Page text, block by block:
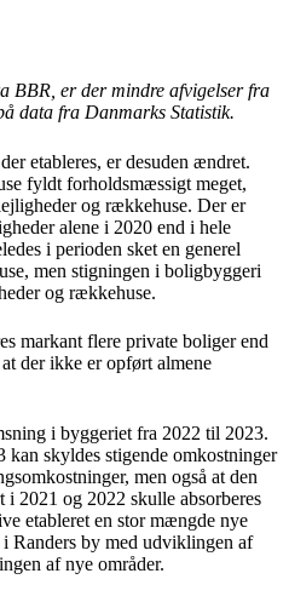
BBR, er der mindre afvigelser fra
data fra Danmarks Statistik.
etableres, er desuden ændret.
fyldt forholdsmæssigt meget,
og rækkehuse. Der er
alene i 2020 end i hele
i perioden sket en generel
men stigningen i boligbyggeri
og rækkehuse.
markant flere private boliger end
der ikke er opført almene
i byggeriet fra 2022 til 2023.
skyldes stigende omkostninger
men også at den
2021 og 2022 skulle absorberes
etableret en stor mængde nye
Randers by med udviklingen af
af nye områder.